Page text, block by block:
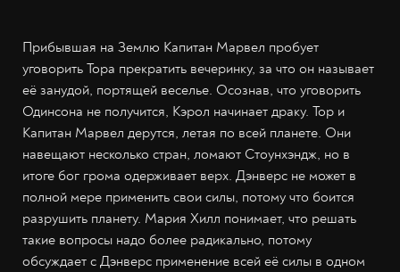
Прибывшая на Землю Капитан Марвел пробует
уговорить Тора прекратить вечеринку, за что он называет
её занудой, портящей веселье. Осознав, что уговорить
Одинсона не получится, Кэрол начинает драку. Тор и
Капитан Марвел дерутся, летая по всей планете. Они
навещают несколько стран, ломают Стоунхэндж, но в
итоге бог грома одерживает верх. Дэнверс не может в
полной мере применить свои силы, потому что боится
разрушить планету. Мария Хилл понимает, что решать
такие вопросы надо более радикально, потому
обсуждает с Дэнверс применение всей её силы в одном